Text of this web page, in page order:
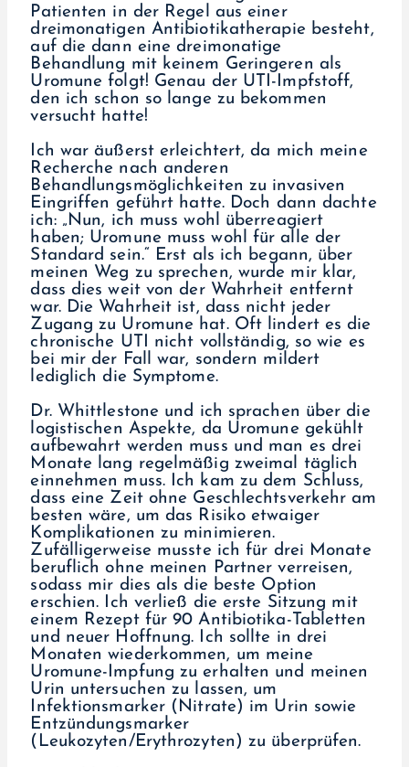
Patienten in der Regel aus einer
dreimonatigen Antibiotikatherapie besteht,
auf die dann eine dreimonatige
Behandlung mit keinem Geringeren als
Uromune folgt! Genau der UTI-Impfstoff,
den ich schon so lange zu bekommen
versucht hatte!
Ich war äußerst erleichtert, da mich meine
Recherche nach anderen
Behandlungsmöglichkeiten zu invasiven
Eingriffen geführt hatte. Doch dann dachte
ich: „Nun, ich muss wohl überreagiert
haben; Uromune muss wohl für alle der
Standard sein.“ Erst als ich begann, über
meinen Weg zu sprechen, wurde mir klar,
dass dies weit von der Wahrheit entfernt
war. Die Wahrheit ist, dass nicht jeder
Zugang zu Uromune hat. Oft lindert es die
chronische UTI nicht vollständig, so wie es
bei mir der Fall war, sondern mildert
lediglich die Symptome.
Dr. Whittlestone und ich sprachen über die
logistischen Aspekte, da Uromune gekühlt
aufbewahrt werden muss und man es drei
Monate lang regelmäßig zweimal täglich
einnehmen muss. Ich kam zu dem Schluss,
dass eine Zeit ohne Geschlechtsverkehr am
besten wäre, um das Risiko etwaiger
Komplikationen zu minimieren.
Zufälligerweise musste ich für drei Monate
beruflich ohne meinen Partner verreisen,
sodass mir dies als die beste Option
erschien. Ich verließ die erste Sitzung mit
einem Rezept für 90 Antibiotika-Tabletten
und neuer Hoffnung. Ich sollte in drei
Monaten wiederkommen, um meine
Uromune-Impfung zu erhalten und meinen
Urin untersuchen zu lassen, um
Infektionsmarker (Nitrate) im Urin sowie
Entzündungsmarker
(Leukozyten/Erythrozyten) zu überprüfen.